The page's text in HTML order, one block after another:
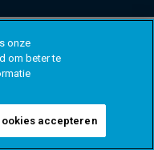
onze
om beter te
accepteren